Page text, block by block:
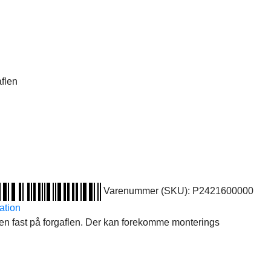
Varenummer (SKU): P2421600000
fast på forgaflen. Der kan forekomme monterings